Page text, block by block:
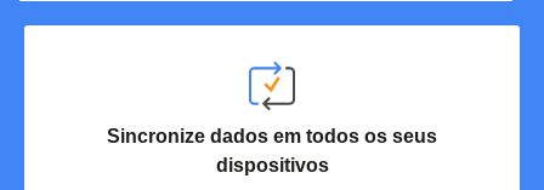
Sincronize dados em todos os seus
dispositivos